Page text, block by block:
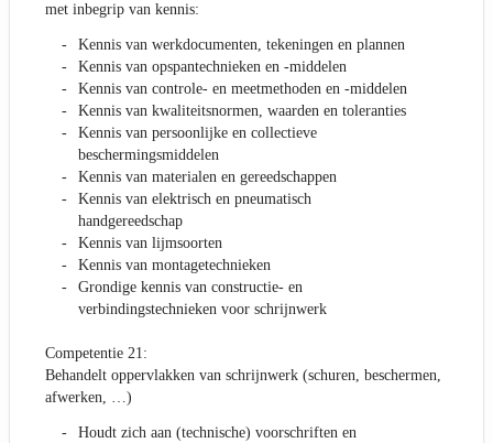
met inbegrip van kennis:
Kennis van werkdocumenten, tekeningen en plannen
Kennis van opspantechnieken en -middelen
Kennis van controle- en meetmethoden en -middelen
Kennis van kwaliteitsnormen, waarden en toleranties
Kennis van persoonlijke en collectieve
beschermingsmiddelen
Kennis van materialen en gereedschappen
Kennis van elektrisch en pneumatisch
handgereedschap
Kennis van lijmsoorten
Kennis van montagetechnieken
Grondige kennis van constructie- en
verbindingstechnieken voor schrijnwerk
Competentie 21:
Behandelt oppervlakken van schrijnwerk (schuren, beschermen,
afwerken, …)
Houdt zich aan (technische) voorschriften en